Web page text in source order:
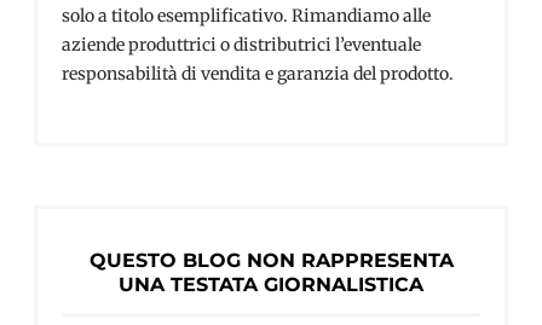
solo a titolo esemplificativo. Rimandiamo alle
aziende produttrici o distributrici l’eventuale
responsabilità di vendita e garanzia del prodotto.
QUESTO BLOG NON RAPPRESENTA
UNA TESTATA GIORNALISTICA